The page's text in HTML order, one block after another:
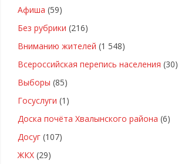
Афиша (59)
Без рубрики (216)
Вниманию жителей (1 548)
Всероссийская перепись населения (30)
Выборы (85)
Госуслуги (1)
Доска почёта Хвалынского района (6)
Досуг (107)
ЖКХ (29)